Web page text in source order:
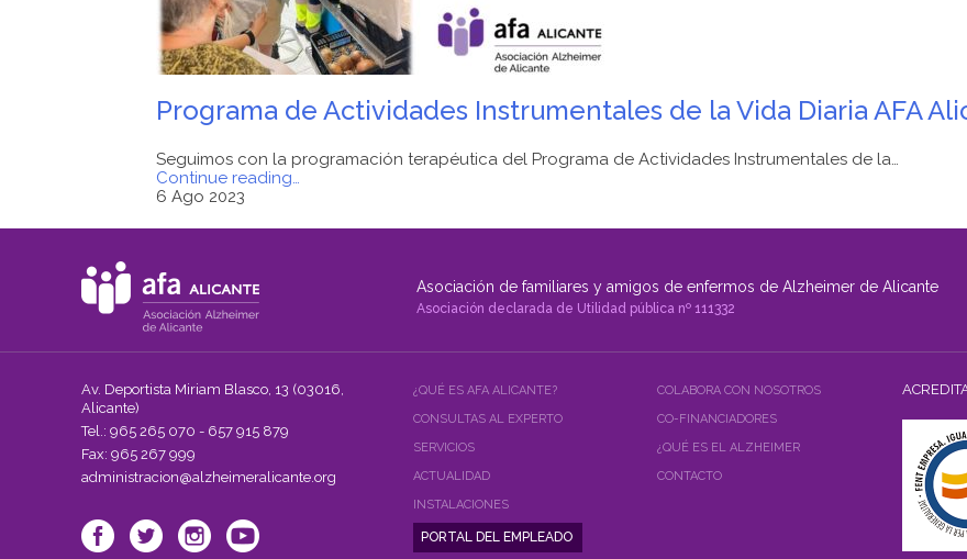
Programa de Actividades Instrumentales de la Vida Diaria AFA
Seguimos con la programación terapéutica del Programa de Actividades Instrumentales de la…
Continue reading
Instrumentales
6 Ago 2023
Asociación de familiares y amigos de enfermos de Alzheimer de Alicante
Asociación declarada de Utilidad pública nº 111332
Av. Deportista Miriam Blasco, 13 (03016,
Alicante)
Tel.: 965 265 070 - 657 915 879
Fax: 965 267 999
administracion@alzheimeralicante.org
¿QUÉ ES AFA ALICANTE?
CONSULTAS AL EXPERTO
SERVICIOS
ACTUALIDAD
INSTALACIONES
COLABORA CON NOSOTROS
CO-FINANCIADORES
¿QUÉ ES EL ALZHEIMER
CONTACTO